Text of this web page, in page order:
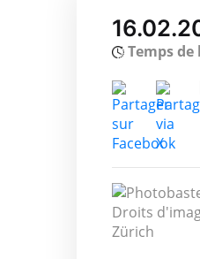
Temps de
Droits
Zürich